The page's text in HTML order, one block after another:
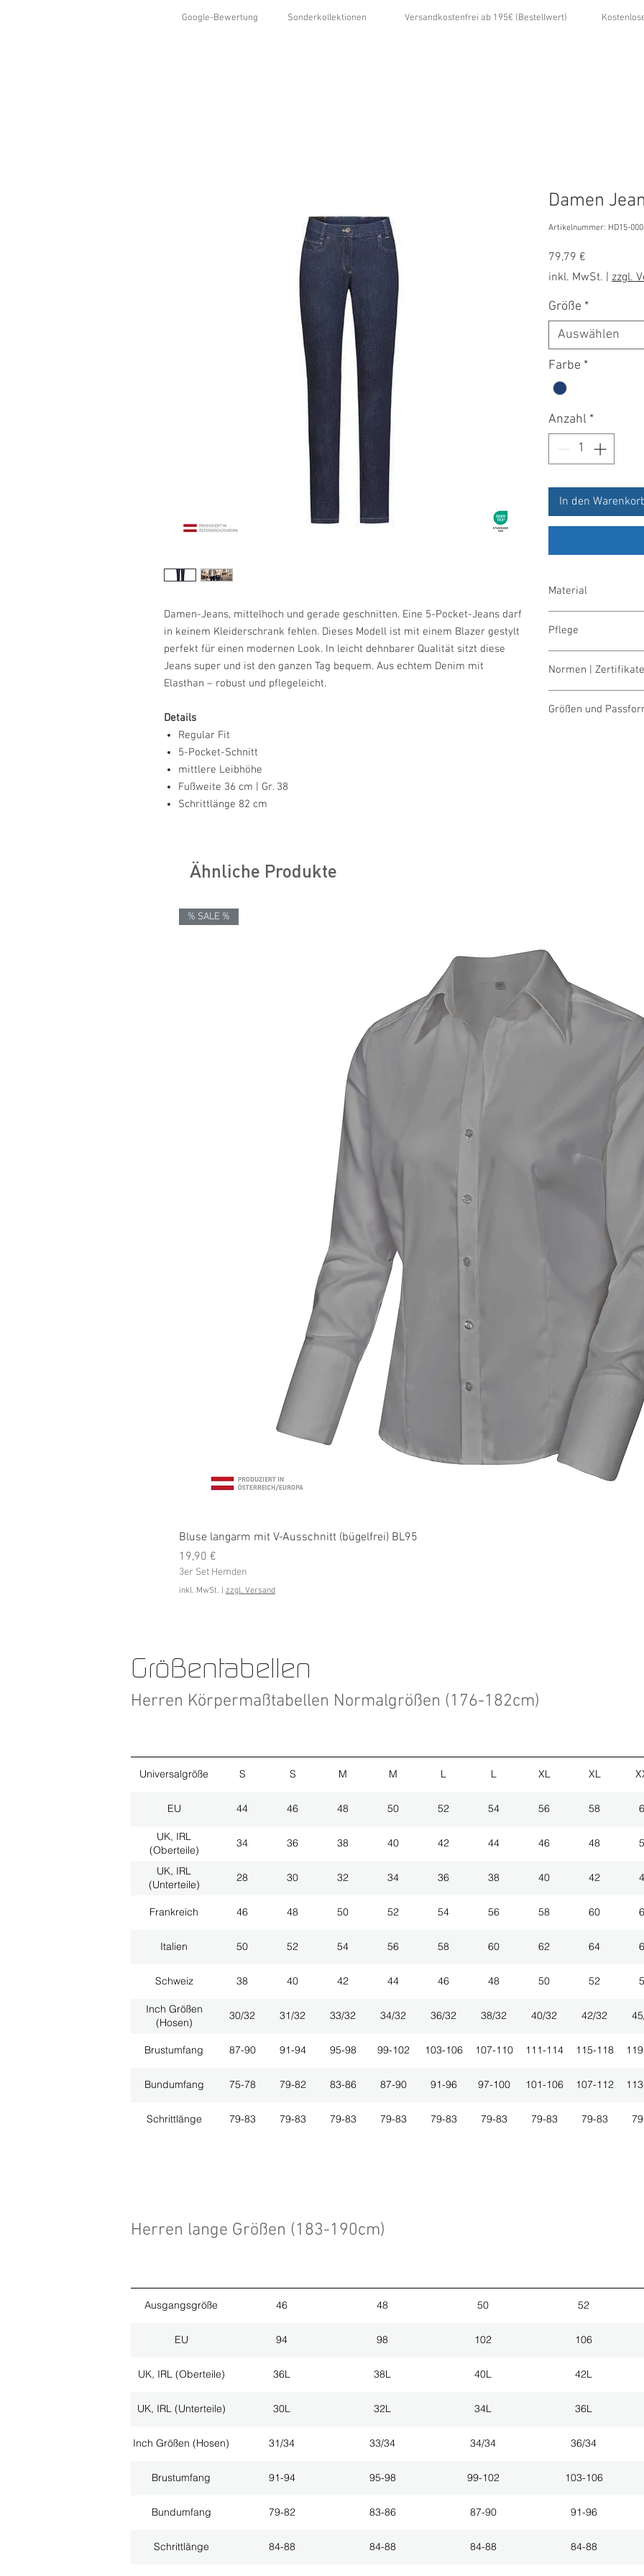
Google-Bewertung Sonderkollektionen Versandkostenfrei ab 195€ (Bestellwert)
Damen-Jeans, mittelhoch und gerade geschnitten. Eine 5-Pocket-Jeans darf
in keinem Kleiderschrank fehlen. Dieses Modell ist mit einem Blazer gestylt
perfekt für einen modernen Look. In leicht dehnbarer Qualität sitzt diese
Jeans super und ist den ganzen Tag bequem. Aus echtem Denim mit
Elasthan – robust und pflegeleicht.
Details
Regular Fit
5-Pocket-Schnitt
mittlere Leibhöhe
Fußweite 36 cm | Gr. 38
Schrittlänge 82 cm
Damen
Artikelnummer: HD15-
79,79 €
inkl. MwSt.
zzgl.
Größe *
Auswählen
Farbe *
Anzahl *
In den
Material
Pflege
bleichen nicht
trocknen nicht
bügeln 1 Pkt.
Normen |
Größen und
Ähnliche Produkte
% SALE %
Bluse langarm mit V-Ausschnitt (bügelfrei) BL95
Preis
19,90 €
3er Set Hemden
inkl. MwSt. zzgl. Versand
Herren Körpermaßtabellen Normalgrößen (176-182cm)
Größentabellen
Universalgröße S S M M L L XL XL
EU 44 46 48 50 52 54 56 58
UK, IRL
(Oberteile)
34 36 38 40 42 44 46 48
UK, IRL
(Unterteile)
28 30 32 34 36 38 40 42
Frankreich 46 48 50 52 54 56 58 60
Italien 50 52 54 56 58 60 62 64
Schweiz 38 40 42 44 46 48 50 52
Inch Größen
(Hosen)
30/32 31/32 33/32 34/32 36/32 38/32 40/32 42/32
Brustumfang 87-90 91-94 95-98 99-102 103-106 107-110 111-114 115-118
Bundumfang 75-78 79-82 83-86 87-90 91-96 97-100 101-106 107-112
Schrittlänge 79-83 79-83 79-83 79-83 79-83 79-83 79-83 79-83
Herren lange Größen (183-190cm)
Ausgangsgröße 46 48 50 52
EU 94 98 102 106
UK, IRL (Oberteile) 36L 38L 40L 42L
UK, IRL (Unterteile) 30L 32L 34L 36L
Inch Größen (Hosen) 31/34 33/34 34/34 36/34
Brustumfang 91-94 95-98 99-102 103-106
Bundumfang 79-82 83-86 87-90 91-96
Schrittlänge 84-88 84-88 84-88 84-88